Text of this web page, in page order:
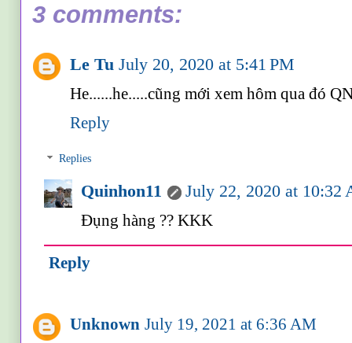
3 comments:
Le Tu July 20, 2020 at 5:41 PM
He......he.....cũng mới xem hôm qua đó
Reply
Replies
Quinhon11
July 22, 2020 at 10:32
Đụng hàng ?? KKK
Reply
Unknown July 19, 2021 at 6:36 AM